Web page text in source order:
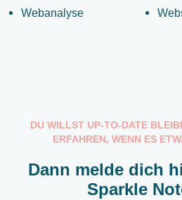
Webanalyse
DU WILLST UP-TO-DATE
ERFAHREN, WENN ES
Dann melde dich
Sparkle